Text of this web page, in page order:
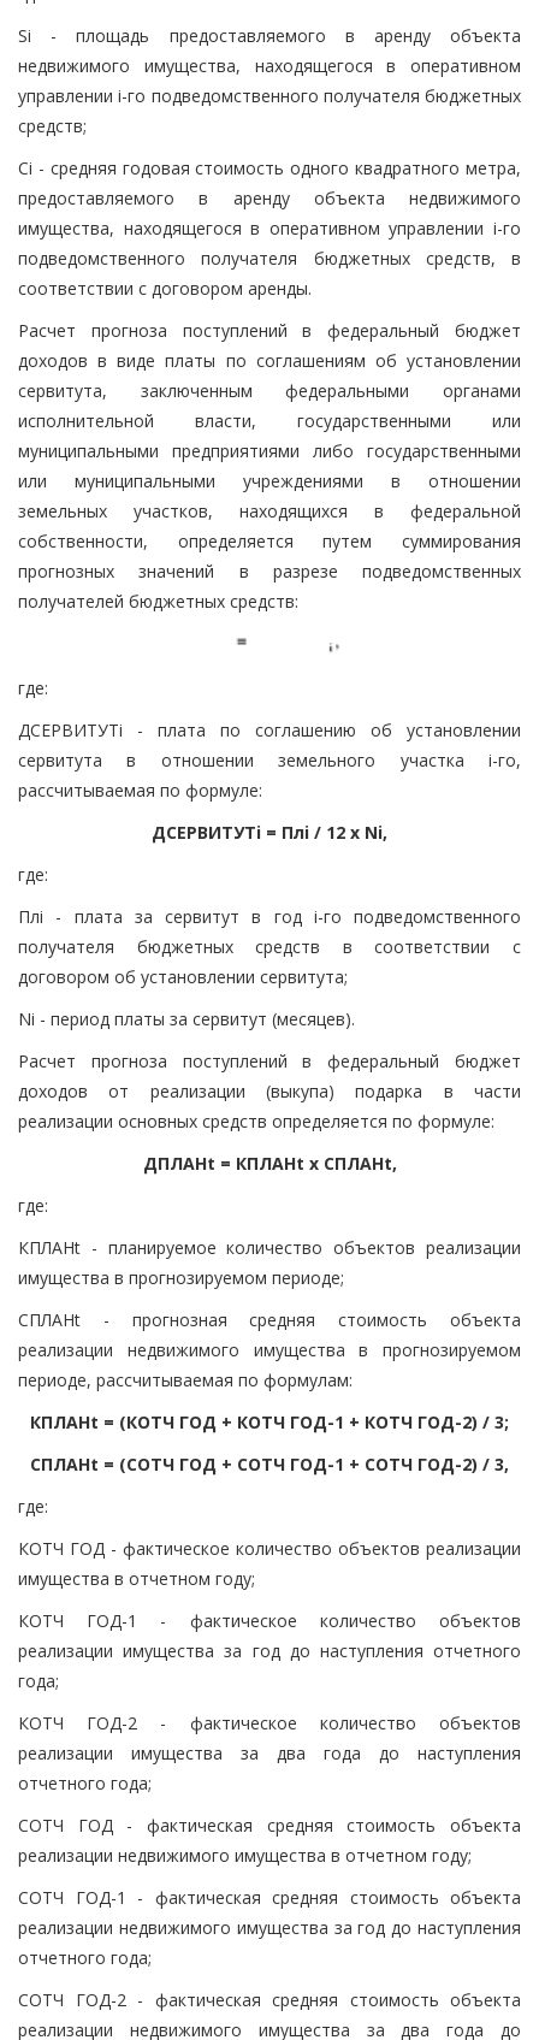
Si - площадь предоставляемого в аренду объекта
недвижимого имущества, находящегося в оперативном
управлении i-го подведомственного получателя бюджетных
средств;
Ci - средняя годовая стоимость одного квадратного метра,
предоставляемого в аренду объекта недвижимого
имущества, находящегося в оперативном управлении i-го
подведомственного получателя бюджетных средств, в
соответствии с договором аренды.
Расчет прогноза поступлений в федеральный бюджет
доходов в виде платы по соглашениям об установлении
сервитута, заключенным федеральными органами
исполнительной власти, государственными или
муниципальными предприятиями либо государственными
или муниципальными учреждениями в отношении
земельных участков, находящихся в федеральной
собственности, определяется путем суммирования
прогнозных значений в разрезе подведомственных
получателей бюджетных средств:
где:
ДСЕРВИТУТi - плата по соглашению об установлении
сервитута в отношении земельного участка i-го,
рассчитываемая по формуле:
ДСЕРВИТУТi = Плi / 12 x Ni,
где:
Плi - плата за сервитут в год i-го подведомственного
получателя бюджетных средств в соответствии с
договором об установлении сервитута;
Ni - период платы за сервитут (месяцев).
Расчет прогноза поступлений в федеральный бюджет
доходов от реализации (выкупа) подарка в части
реализации основных средств определяется по формуле:
ДПЛАНt = КПЛАНt x СПЛАНt,
где:
КПЛАНt - планируемое количество объектов реализации
имущества в прогнозируемом периоде;
СПЛАНt - прогнозная средняя стоимость объекта
реализации недвижимого имущества в прогнозируемом
периоде, рассчитываемая по формулам:
КПЛАНt = (КОТЧ ГОД + КОТЧ ГОД-1 + КОТЧ ГОД-2) / 3;
СПЛАНt = (СОТЧ ГОД + СОТЧ ГОД-1 + СОТЧ ГОД-2) / 3,
где:
КОТЧ ГОД - фактическое количество объектов реализации
имущества в отчетном году;
КОТЧ ГОД-1 - фактическое количество объектов
реализации имущества за год до наступления отчетного
года;
КОТЧ ГОД-2 - фактическое количество объектов
реализации имущества за два года до наступления
отчетного года;
СОТЧ ГОД - фактическая средняя стоимость объекта
реализации недвижимого имущества в отчетном году;
СОТЧ ГОД-1 - фактическая средняя стоимость объекта
реализации недвижимого имущества за год до наступления
отчетного года;
СОТЧ ГОД-2 - фактическая средняя стоимость объекта
реализации недвижимого имущества за два года до